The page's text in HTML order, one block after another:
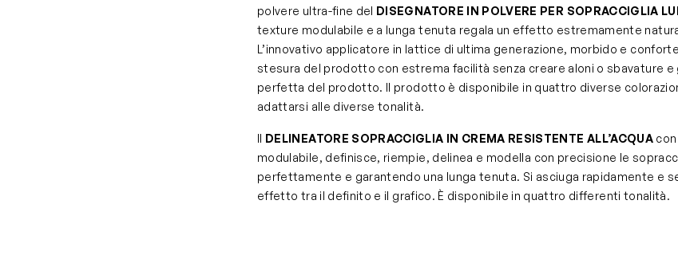
polvere ultra-fine del DISEGNATORE IN POLVERE PER SOPRACCIGLIA
texture modulabile e a lunga tenuta regala un effetto estremamente
L’innovativo applicatore in lattice di ultima generazione, morbido e
stesura del prodotto con estrema facilità senza creare aloni o sbavature e
perfetta del prodotto. Il prodotto è disponibile in quattro diverse
adattarsi alle diverse tonalità.
Il DELINEATORE SOPRACCIGLIA IN CREMA RESISTENTE ALL’ACQUA
modulabile, definisce, riempie, delinea e modella con precisione le
perfettamente e garantendo una lunga tenuta. Si asciuga rapidamente e
effetto tra il definito e il grafico. È disponibile in quattro differenti tonalità.